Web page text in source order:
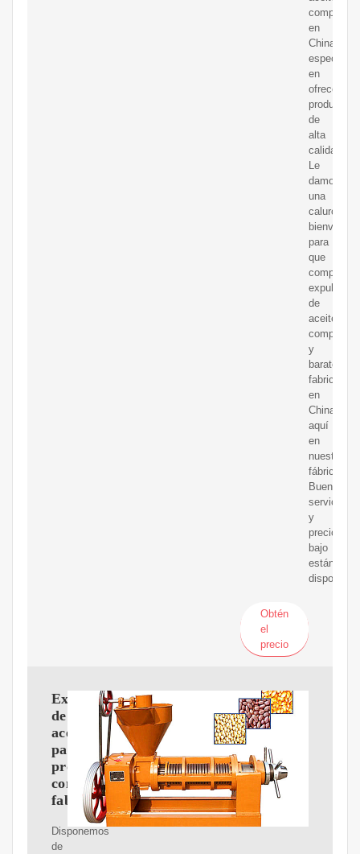
compactos
en
China,
en
ofrecer
productos
de
alta
calidad.
Le
damos
una
calurosa
bienvenida
para
que
compre
expulsores
de
aceite
compactos
y
baratos
fabricados
en
China
aquí
en
nuestra
fábrica.
Buen
servicio
y
precio
bajo
están
Obtén
el
precio
Expulsor
de
aceite
para
proveedores
comerciales
fabricante
Disponemos
de